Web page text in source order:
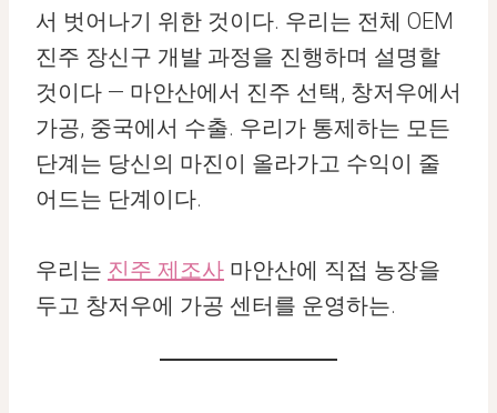
서 벗어나기 위한 것이다. 우리는 전체 OEM
진주 장신구 개발 과정을 진행하며 설명할
것이다 — 마안산에서 진주 선택, 창저우에서
가공, 중국에서 수출. 우리가 통제하는 모든
단계는 당신의 마진이 올라가고 수익이 줄
어드는 단계이다.
우리는 진주 제조사 마안산에 직접 농장을
두고 창저우에 가공 센터를 운영하는.